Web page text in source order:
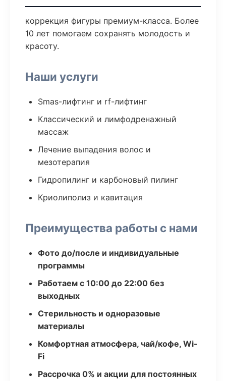
коррекция фигуры премиум-класса. Более
10 лет помогаем сохранять молодость и
красоту.
Наши услуги
Smas-лифтинг и rf-лифтинг
Классический и лимфодренажный
массаж
Лечение выпадения волос и
мезотерапия
Гидропилинг и карбоновый пилинг
Криолиполиз и кавитация
Преимущества работы с нами
Фото до/после и индивидуальные
программы
Работаем с 10:00 до 22:00 без
выходных
Стерильность и одноразовые
материалы
Комфортная атмосфера, чай/кофе, Wi-
Fi
Рассрочка 0% и акции для постоянных